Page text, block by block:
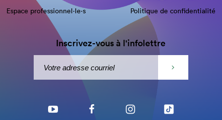
Espace professionnel·le⋅s
Politique de confidentialité
Inscrivez-vous à l'infolettre